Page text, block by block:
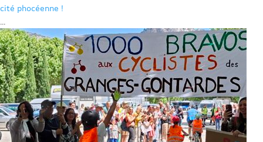
cité phocéenne !
...